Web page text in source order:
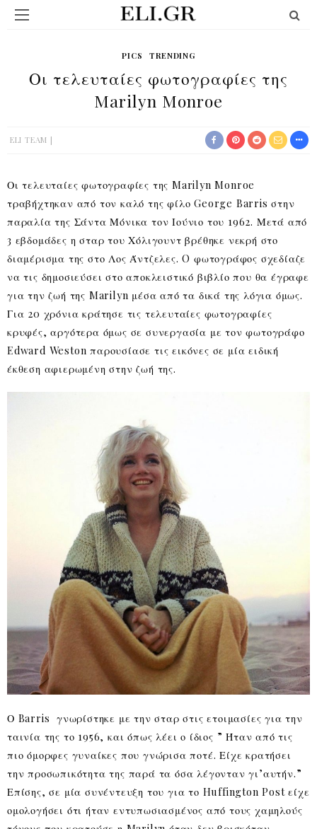
PICS TRENDING
Οι τελευταίες φωτογραφίες της
Marilyn Monroe
ELI TEAM
Οι τελευταίες φωτογραφίες της Marilyn Monroe
τραβήχτηκαν από τον καλό της φίλο George Barris στην
παραλία της Σάντα Μόνικα τον Ιούνιο του 1962. Μετά από
3 εβδομάδες η σταρ του Χόλιγουντ βρέθηκε νεκρή στο
διαμέρισμα της στο Λος Άντζελες. O φωτογράφος σχεδίαζε
να τις δημοσιεύσει στο αποκλειστικό βιβλίο που θα έγραφε
για την ζωή της Marilyn μέσα από τα δικά της λόγια όμως.
Για 20 χρόνια κράτησε τις τελευταίες φωτογραφίες
κρυφές, αργότερα όμως σε συνεργασία με τον φωτογράφο
Edward Weston παρουσίασε τις εικόνες σε μία ειδική
έκθεση αφιερωμένη στην ζωή της.
Ο Barris γνωρίστηκε με την σταρ στις ετοιμασίες για την
ταινία της το 1956, και όπως λέει ο ίδιος ” Ήταν από τις
πιο όμορφες γυναίκες που γνώρισα ποτέ. Είχε κρατήσει
την προσωπικότητα της παρά τα όσα λέγονταν γι’αυτήν.”
Επίσης, σε μία συνέντευξη του για το Huffington Post είχε
ομολογήσει ότι ήταν εντυπωσιασμένος από τους χαμηλούς